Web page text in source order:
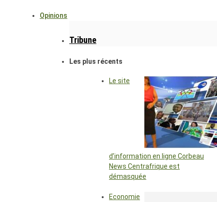
Opinions
Tribune
Les plus récents
Le site
d’information en ligne Corbeau
News Centrafrique est
démasquée
Economie